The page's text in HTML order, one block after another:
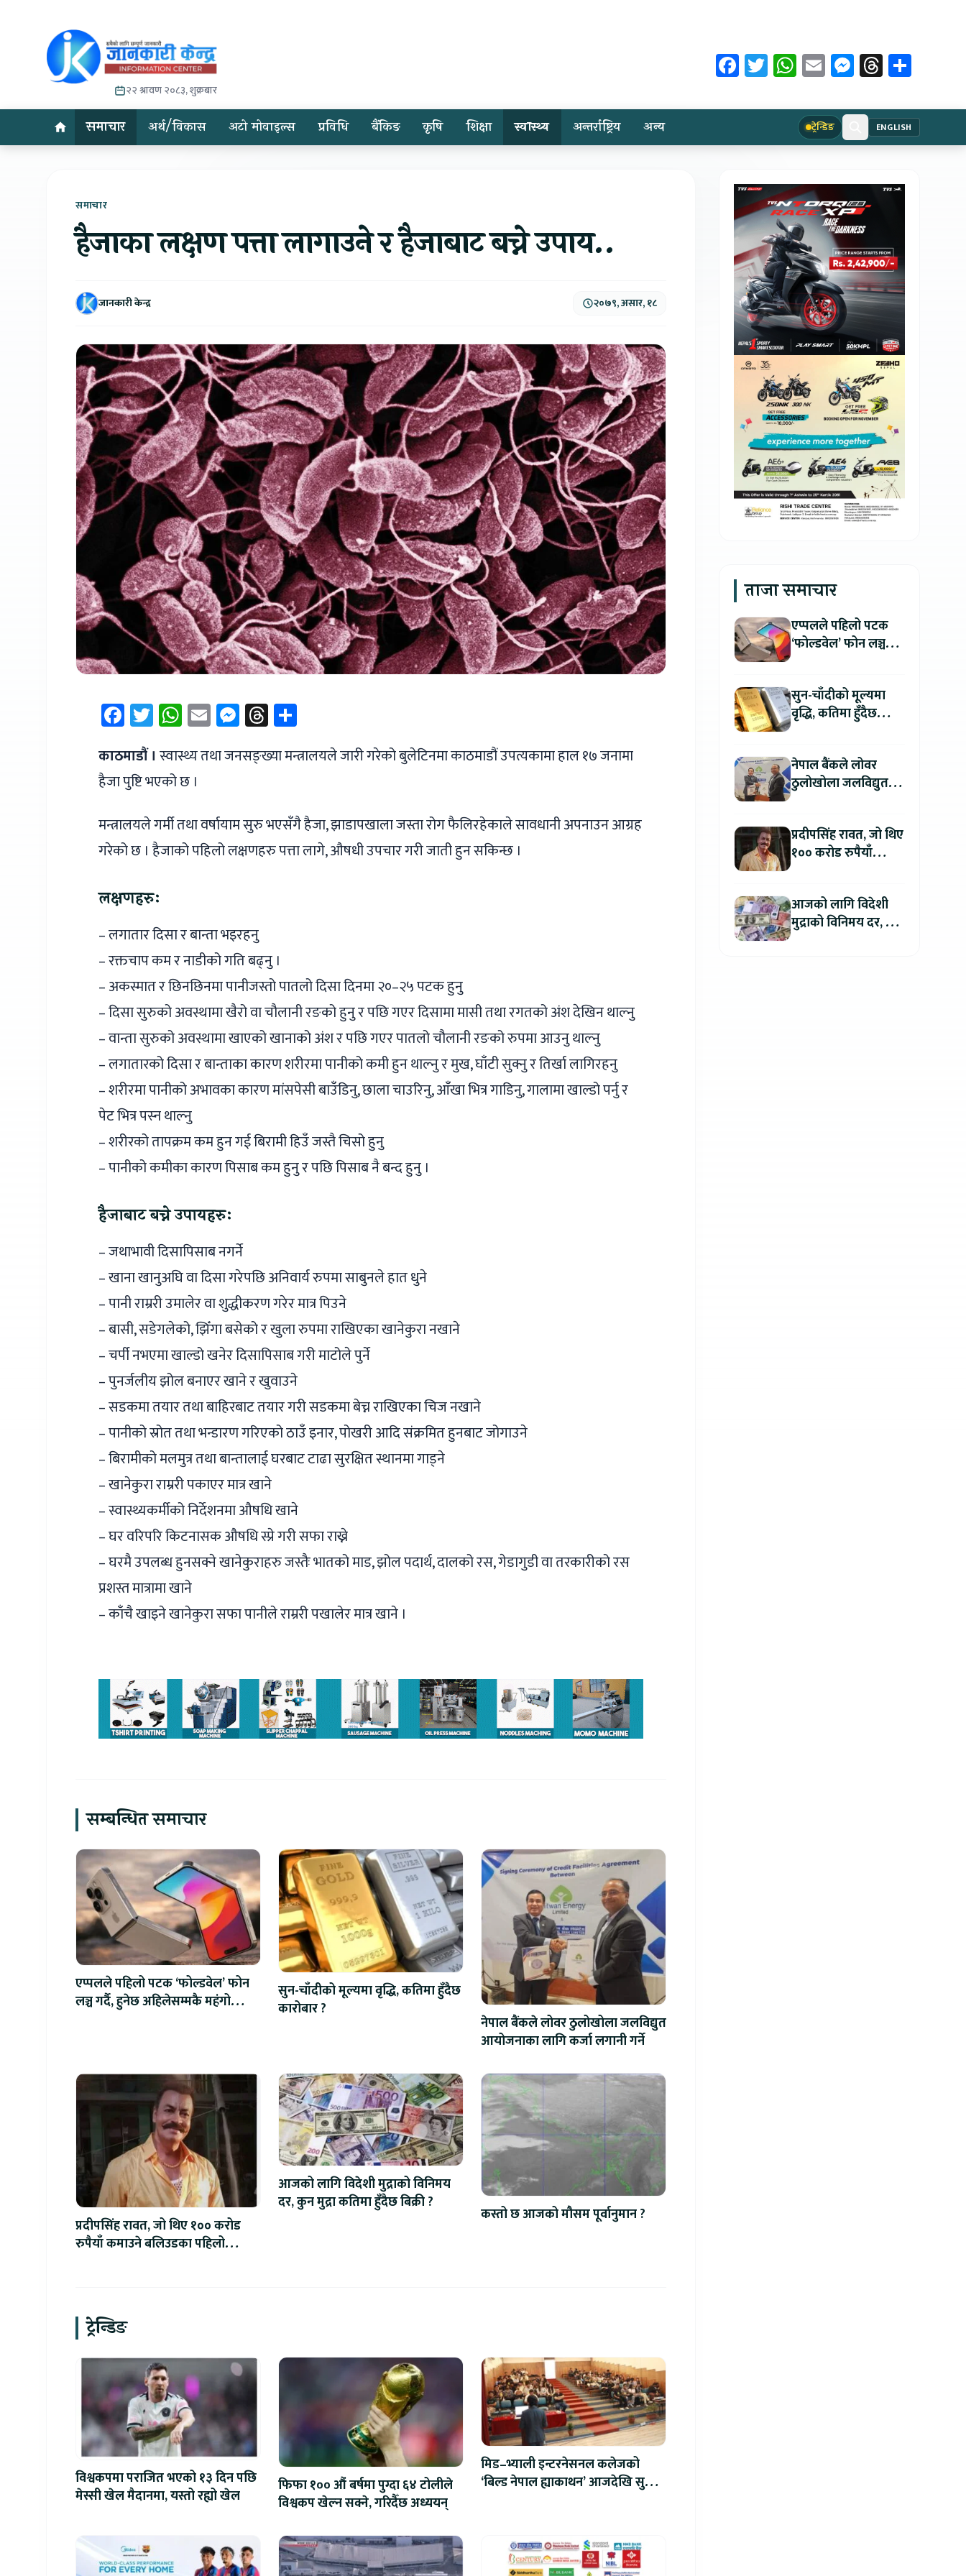
२२ श्रावण २०८३, शुक्रबार
Facebook
Twitter
WhatsApp
EmailMessenger
Threads
समाचार अर्थ/विकास अटो मोवाइल्स प्रविधि बैंकिङ कृषि शिक्षा स्वास्थ्य अन्तर्राष्ट्रिय अन्य ट्रेन्डिङ ENGLISH
समाचार
हैजाका लक्षण पत्ता लागाउने र हैजाबाट बच्ने उपाय..
जानकारी केन्द्र २०७९, असार, १८
Facebook
Twitter
WhatsApp
EmailMessenger
Threads
काठमाडौं । स्वास्थ्य तथा जनसङ्ख्या मन्त्रालयले जारी गरेको बुलेटिनमा काठमाडौं उपत्यकामा हाल १७ जनामा
हैजा पुष्टि भएको छ ।
मन्त्रालयले गर्मी तथा वर्षायाम सुरु भएसँगै हैजा, झाडापखाला जस्ता रोग फैलिरहेकाले सावधानी अपनाउन आग्रह
गरेको छ । हैजाको पहिलो लक्षणहरु पत्ता लागे, औषधी उपचार गरी जाती हुन सकिन्छ ।
लक्षणहरुः
– लगातार दिसा र बान्ता भइरहनु
– रक्तचाप कम र नाडीको गति बढ्नु ।
– अकस्मात र छिनछिनमा पानीजस्तो पातलो दिसा दिनमा २०–२५ पटक हुनु
– दिसा सुरुको अवस्थामा खैरो वा चौलानी रङको हुनु र पछि गएर दिसामा मासी तथा रगतको अंश देखिन थाल्नु
– वान्ता सुरुको अवस्थामा खाएको खानाको अंश र पछि गएर पातलो चौलानी रङको रुपमा आउनु थाल्नु
– लगातारको दिसा र बान्ताका कारण शरीरमा पानीको कमी हुन थाल्नु र मुख, घाँटी सुक्नु र तिर्खा लागिरहनु
– शरीरमा पानीको अभावका कारण मांसपेसी बाउँडिनु, छाला चाउरिनु, आँखा भित्र गाडिनु, गालामा खाल्डो पर्नु र
पेट भित्र पस्न थाल्नु
– शरीरको तापक्रम कम हुन गई बिरामी हिउँ जस्तै चिसो हुनु
– पानीको कमीका कारण पिसाब कम हुनु र पछि पिसाब नै बन्द हुनु ।
हैजाबाट बच्ने उपायहरुः
– जथाभावी दिसापिसाब नगर्ने
– खाना खानुअघि वा दिसा गरेपछि अनिवार्य रुपमा साबुनले हात धुने
– पानी राम्ररी उमालेर वा शुद्धीकरण गरेर मात्र पिउने
– बासी, सडेगलेको, झिँगा बसेको र खुला रुपमा राखिएका खानेकुरा नखाने
– चर्पी नभएमा खाल्डो खनेर दिसापिसाब गरी माटोले पुर्ने
– पुनर्जलीय झोल बनाएर खाने र खुवाउने
– सडकमा तयार तथा बाहिरबाट तयार गरी सडकमा बेच्न राखिएका चिज नखाने
– पानीको स्रोत तथा भन्डारण गरिएको ठाउँ इनार, पोखरी आदि संक्रमित हुनबाट जोगाउने
– बिरामीको मलमुत्र तथा बान्तालाई घरबाट टाढा सुरक्षित स्थानमा गाड्ने
– खानेकुरा राम्ररी पकाएर मात्र खाने
– स्वास्थ्यकर्मीको निर्देशनमा औषधि खाने
– घर वरिपरि किटनासक औषधि स्प्रे गरी सफा राख्ने
– घरमै उपलब्ध हुनसक्ने खानेकुराहरु जस्तैः भातको माड, झोल पदार्थ, दालको रस, गेडागुडी वा तरकारीको रस
प्रशस्त मात्रामा खाने
– काँचै खाइने खानेकुरा सफा पानीले राम्ररी पखालेर मात्र खाने ।
सम्बन्धित समाचार
एप्पलले पहिलो पटक ‘फोल्डवेल’ फोन
लञ्च गर्दै, हुनेछ अहिलेसम्मकै महंगो
सुन-चाँदीको मूल्यमा वृद्धि, कतिमा हुँदैछ
कारोबार ?
नेपाल बैंकले लोवर ठुलोखोला जलविद्युत
आयोजनाका लागि कर्जा लगानी गर्ने
प्रदीपसिंह रावत, जो थिए १०० करोड
रुपैयाँ कमाउने बलिउडका पहिलो
आजको लागि विदेशी मुद्राको विनिमय
दर, कुन मुद्रा कतिमा हुँदैछ बिक्री ?
कस्तो छ आजको मौसम पूर्वानुमान ?
ट्रेन्डिङ
विश्वकपमा पराजित भएको १३ दिन पछि
मेस्सी खेल मैदानमा, यस्तो रह्यो खेल
फिफा १०० औं बर्षमा पुग्दा ६४ टोलीले
विश्वकप खेल्न सक्ने, गरिदैँछ अध्ययन्
मिड–भ्याली इन्टरनेसनल कलेजको
‘बिल्ड नेपाल ह्याकाथन’ आजदेखि सुरु,
ताजा समाचार
एप्पलले पहिलो पटक
‘फोल्डवेल’ फोन लञ्च
सुन-चाँदीको मूल्यमा
वृद्धि, कतिमा हुँदैछ
नेपाल बैंकले लोवर
ठुलोखोला जलविद्युत
प्रदीपसिंह रावत, जो थिए
१०० करोड रुपैयाँ
आजको लागि विदेशी
मुद्राको विनिमय दर, कुन